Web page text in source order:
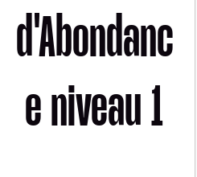
d'Abondanc
e niveau 1